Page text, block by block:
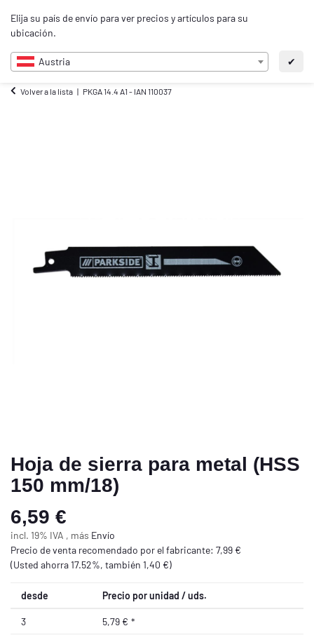
Elija su país de envío para ver precios y artículos para su
ubicación.
Austria ✔
ES
Volver a la lista PKGA 14.4 A1 - IAN 110037
Hoja de sierra para metal (HSS
150 mm/18)
6,59 €
incl. 19% IVA , más Envío
Precio de venta recomendado por el fabricante: 7,99 €
(Usted ahorra17.52%, también 1,40 €)
desde Precio por unidad / uds.
3 5,79 € *